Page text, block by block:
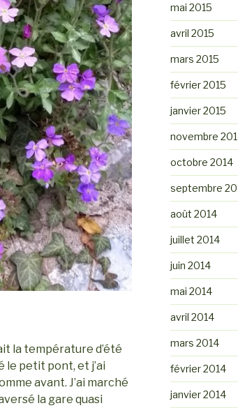
la température d’été
le petit pont, et j’ai
avant. J’ai marché
la gare quasi
mai 2015
avril 2015
mars 2015
février 2015
janvier 2015
novembre
octobre 2014
septembre
août 2014
juillet 2014
juin 2014
mai 2014
avril 2014
mars 2014
février 2014
janvier 2014